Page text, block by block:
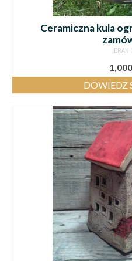
Ceramiczna kula
BRAK
DOWIEDZ